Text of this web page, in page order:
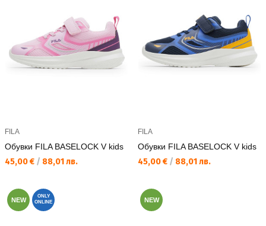
FILA
Обувки FILA BASELOCK V kids
Текуща цена:
45,00 € / 88,01 лв.
FILA
Обувки FILA BASELOCK V kids
Текуща цена:
45,00 € / 88,01 лв.
NEW
ONLY
ONLINE
NEW